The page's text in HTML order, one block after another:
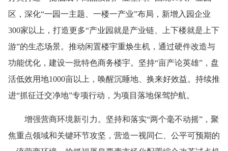
区，深化“一园一主题、一楼一产业”布局，新增入园企业
300家以上，打造更多“产业园就是产业链、上下楼就是上下
游”的生态场景。推动闲置楼宇重焕生机，通过硬件改造与
功能优化，建设一批特色商务楼宇。坚持“亩产论英雄”，盘
活低效用地1000亩以上，唤醒沉睡地、换来好效益。持续推
进“抓征迁交净地”专项行动，为项目落地保驾护航。
增强营商环境新引力。坚持和落实“两个毫不动摇”，聚
焦重点领域和关键环节攻坚，营造一视同仁、公平可预期的